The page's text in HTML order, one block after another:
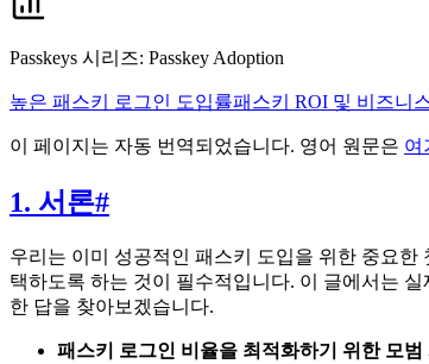
Passkeys 시리즈: Passkey Adoption
높은 패스키 로그인 도입률패스키 ROI 및 비즈니
이 페이지는 자동 번역되었습니다. 영어 원문은 여
1. 서론#
우리는 이미 성공적인 패스키 도입을 위한 중요한
택하도록 하는 것이 필수적입니다. 이 글에서는
한 답을 찾아보겠습니다.
패스키 로그인 비율을 최적화하기 위한 모범